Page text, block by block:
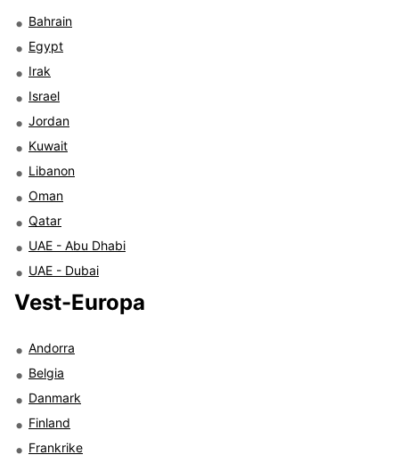
Bahrain
Egypt
Irak
Israel
Jordan
Kuwait
Libanon
Oman
Qatar
UAE - Abu Dhabi
UAE - Dubai
Vest-Europa
Andorra
Belgia
Danmark
Finland
Frankrike